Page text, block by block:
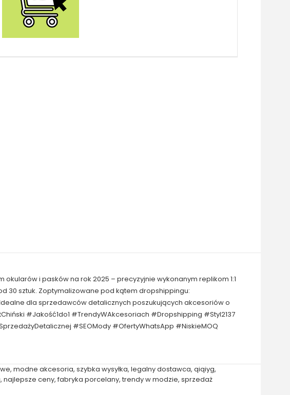
i pasków na rok 2025 – precyzyjnie wykonanym replikom 1:1
30 sztuk. Zoptymalizowane pod kątem dropshippingu:
dla sprzedawców detalicznych poszukujących akcesoriów o
#Jakość1do1 #TrendyWAkcesoriach #Dropshipping #Styl2137
#SEOMody #OfertyWhatsApp #NiskieMOQ
, modne akcesoria, szybka wysyłka, legalny dostawca, qiqiyg,
, najlepsze ceny, fabryka porcelany, trendy w modzie, sprzedaż